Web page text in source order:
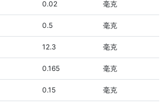
0.02 毫克
0.5 毫克
12.3 毫克
0.165 毫克
0.15 毫克